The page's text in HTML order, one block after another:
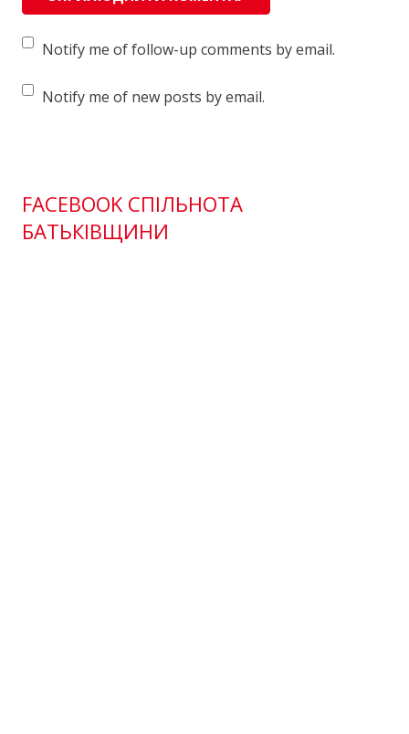
Notify me of follow-up comments by email.
Notify me of new posts by email.
FACEBOOK СПІЛЬНОТА
БАТЬКІВЩИНИ